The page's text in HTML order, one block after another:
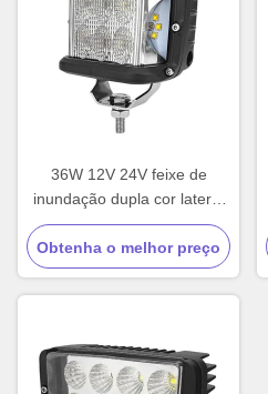
36W 12V 24V feixe de
inundação dupla cor lateral
Strobe LED luz de trabalho
Obtenha o melhor preço